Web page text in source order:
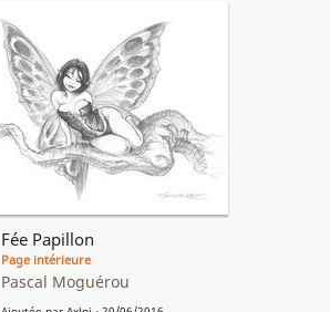
Fée Papillon
Page intérieure
Pascal Moguérou